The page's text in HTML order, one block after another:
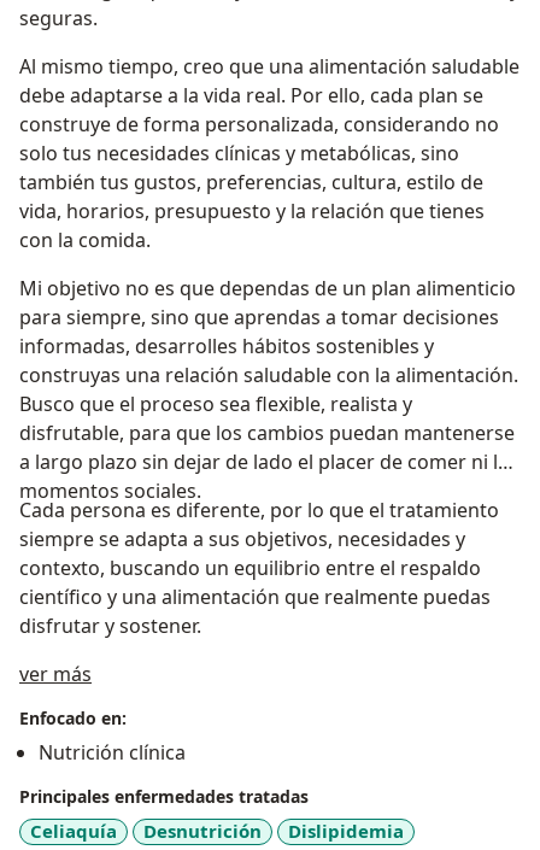
seguras.
Al mismo tiempo, creo que una alimentación saludable
debe adaptarse a la vida real. Por ello, cada plan se
construye de forma personalizada, considerando no
solo tus necesidades clínicas y metabólicas, sino
también tus gustos, preferencias, cultura, estilo de
vida, horarios, presupuesto y la relación que tienes
con la comida.
Mi objetivo no es que dependas de un plan alimenticio
para siempre, sino que aprendas a tomar decisiones
informadas, desarrolles hábitos sostenibles y
construyas una relación saludable con la alimentación.
Busco que el proceso sea flexible, realista y
disfrutable, para que los cambios puedan mantenerse
a largo plazo sin dejar de lado el placer de comer ni los
momentos sociales.
Cada persona es diferente, por lo que el tratamiento
siempre se adapta a sus objetivos, necesidades y
contexto, buscando un equilibrio entre el respaldo
científico y una alimentación que realmente puedas
disfrutar y sostener.
ver más
Enfocado en:
Nutrición clínica
Principales enfermedades tratadas
Celiaquía Desnutrición
Dislipidemia